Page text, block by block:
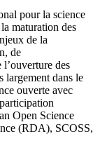
pour la science
maturation des
de la
de
des
largement dans le
ouverte avec
Open Science
(RDA), SCOSS,